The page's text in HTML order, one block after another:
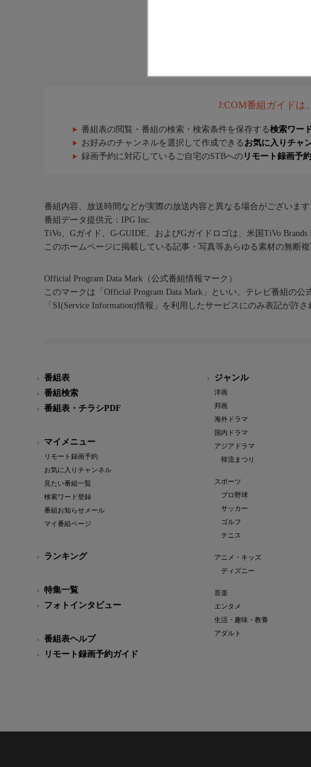
J:COM番組ガイドは
番組表の閲覧・番組の検索・検索条件を保存する検索ワー
お好みのチャンネルを選択して作成できる お気に入りチャ
録画予約に対応しているご自宅のSTBへの リモート録画予約
番組内容、放送時間などが実際の放送内容と異なる場合がございます
番組データ提供元：IPG Inc.
TiVo、Gガイド、G-GUIDE、およびGガイドロゴは、米国TiVo
このホームページに掲載している記事・写真等あらゆる素材の無断複
Official Program Data Mark（公式番組情報マーク）
このマークは「Official Program Data Mark」といい、テレビ番組の公
「SI(Service Information)情報」を利用したサービスにのみ表記が許さ
番組表
番組検索
番組表・チラシPDF
マイメニュー
リモート録画予約
お気に入りチャンネル
見たい番組一覧
検索ワード登録
番組お知らせメール
マイ番組ページ
ランキング
特集一覧
フォトインタビュー
番組表ヘルプ
リモート録画予約ガイド
ジャンル
洋画
邦画
海外ドラマ
国内ドラマ
アジアドラマ
韓流まつり
スポーツ
プロ野球
サッカー
ゴルフ
テニス
アニメ・キッズ
ディズニー
音楽
エンタメ
生活・趣味・教養
アダルト